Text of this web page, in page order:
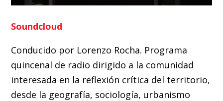
Soundcloud
Conducido por Lorenzo Rocha. Programa
quincenal de radio dirigido a la comunidad
interesada en la reflexión crítica del territorio,
desde la geografía, sociología, urbanismo